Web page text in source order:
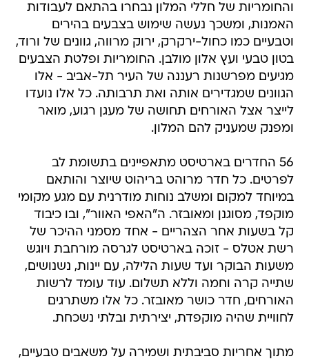
והחומריות של חללי המלון נבחרו בהתאם לעבודות
האמנות, ומשכך נעשה שימוש בצבעים בהירים
וטבעיים כמו כחול-ירקרק, ירוק מרווה, גוונים של ורוד,
בטון טבעי ועץ אלון מולבן. החומריות ופלטת הצבעים
מגיעים מפרשנות רעננה של העיר תל-אביב - אלו
הגוונים שמגדירים אותה ואת תרבותה. כל אלו נועדו
לייצר אצל האורחים תחושה של מעגן רגוע, מואר
ומפנק שמעניק להם המלון.
56 החדרים בארטיסט מתאפיינים בתשומת לב
לפרטים. כל חדר מרוהט בריהוט שיוצר והותאם
במיוחד למקום ומשלב נוחות מודרנית עם מגע מקומי
מוקפד, מסוגנן ומאובזר. ה"האפי האוור", ובו כיבוד
קל בשעות אחר הצהריים - אחד מסמני ההיכר של
רשת אטלס - זוכה בארטיסט לגרסה מורחבת ויוגש
משעות הבוקר ועד שעות הלילה, עם יינות, נשנושים,
שתייה קרה וחמה וללא תשלום. עוד עומד לרשות
האורחים, חדר כושר מאובזר. כל אלו משתרגים
לחוויית שהיה מוקפדת, יצירתית ובלתי נשכחת.
מתוך אחריות סביבתית ושמירה על משאבים טבעיים,